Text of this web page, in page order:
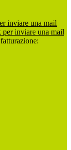
inviare una mail
inviare una mail